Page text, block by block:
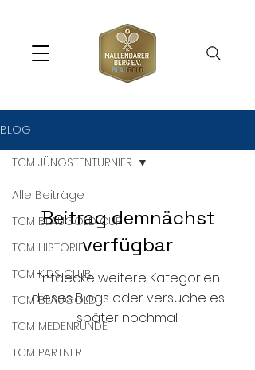
BLOG
Alle Beiträge
TCM BLAUGOLD CUP
TCM HISTORIE
TCM KIDS CLUB
TCM BLAUGOLD
TCM MEDENRUNDE
TCM PARTNER
TCM JÜNGSTENTURNIER
Beitrag demnächst
verfügbar
Entdecke weitere Kategorien
dieses Blogs oder versuche es
später nochmal.